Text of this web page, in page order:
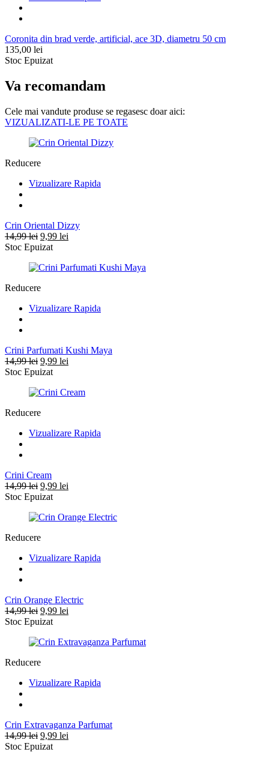
Coronita din brad verde, artificial, ace 3D, diametru 50 cm
135,00 lei
Stoc Epuizat
Va recomandam
Cele mai vandute produse se regasesc doar aici:
VIZUALIZATI-LE PE TOATE
Reducere
Vizualizare Rapida
Crin Oriental Dizzy
14,99lei Prețul
inițial
fost:
9,99 lei
9,99 lei.
Stoc Epuizat
Reducere
Vizualizare Rapida
Crini Parfumati Kushi Maya
14,99lei Prețul
inițial
fost:
9,99 lei
9,99 lei.
Stoc Epuizat
Reducere
Vizualizare Rapida
Crini Cream
14,99lei Prețul
inițial
fost:
9,99 lei
9,99 lei.
Stoc Epuizat
Reducere
Vizualizare Rapida
Crin Orange Electric
14,99lei Prețul
inițial
fost:
9,99 lei
9,99 lei.
Stoc Epuizat
Reducere
Vizualizare Rapida
Crin Extravaganza Parfumat
14,99lei Prețul
inițial
9,99 lei
Stoc Epuizat